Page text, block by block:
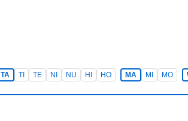
TA TI TE NI NU HI HO MA MI MO